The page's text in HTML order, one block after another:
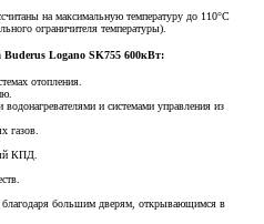
на максимальную температуру до 110°C
ограничителя температуры).
Buderus Logano SK755 600кВт:
отопления.
и системами управления из
газов.
КПД.
благодаря большим дверям, открывающимся в